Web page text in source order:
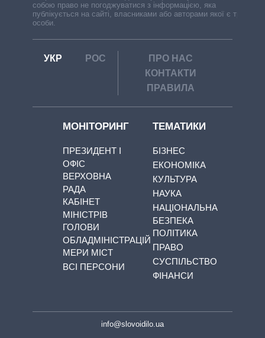
собою право не погоджуватися з інформацією, яка
публікується на сайті, власниками або авторами якої є треті
особи.
УКР РОС
ПРО НАС
КОНТАКТИ
ПРАВИЛА
МОНІТОРИНГ
ПРЕЗИДЕНТ І
ОФІС
ВЕРХОВНА
РАДА
КАБІНЕТ
МІНІСТРІВ
ГОЛОВИ
ОБЛАДМІНІСТРАЦІЙ
МЕРИ МІСТ
ВСІ ПЕРСОНИ
ТЕМАТИКИ
БІЗНЕС
ЕКОНОМІКА
КУЛЬТУРА
НАУКА
НАЦІОНАЛЬНА
БЕЗПЕКА
ПОЛІТИКА
ПРАВО
СУСПІЛЬСТВО
ФІНАНСИ
info@slovoidilo.ua